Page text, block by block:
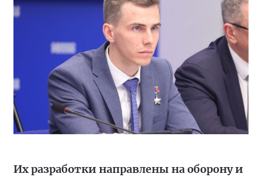
Их разработки направлены на оборону и